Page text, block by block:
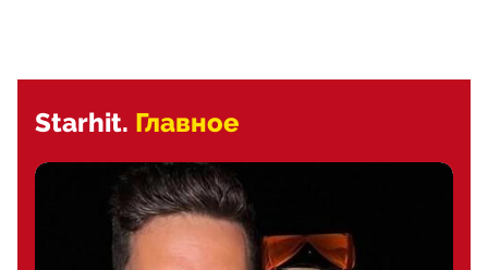
Starhit. Главное